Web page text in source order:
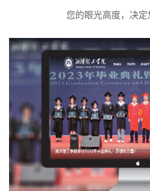
您的眼光高度，决